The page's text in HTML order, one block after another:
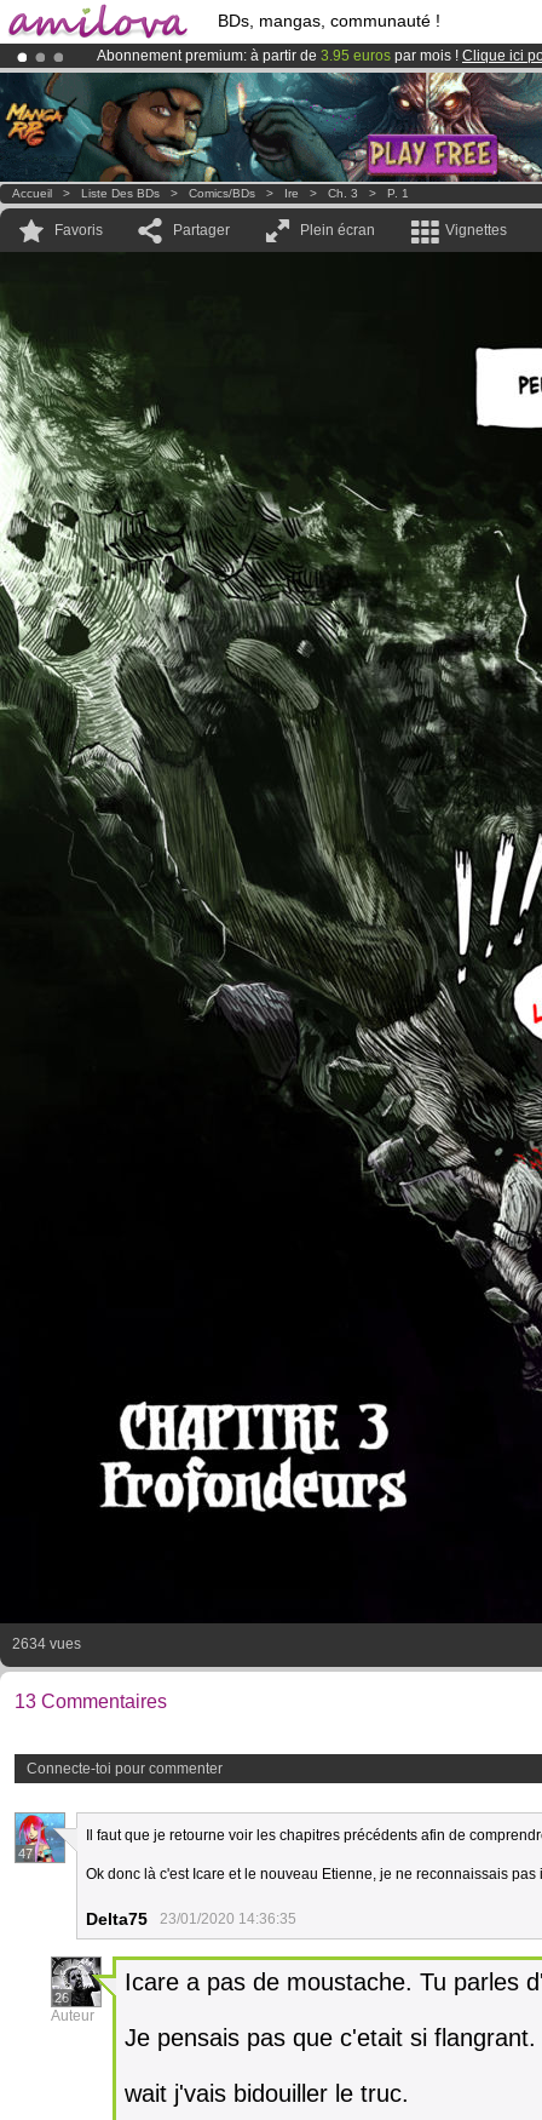
BDs, mangas, communauté !
Abonnement premium: à partir de 3.95 euros par mois ! Clique ici
Déjà 100000membreset 1000BDs & Mangas!
LeKickstarter Amilova est désormais lancé
Accueil > Liste Des BDs > Comics/BDs > Ire > Ch. 3 > P. 1
Favoris Partager Plein écran Vignettes
2634 vues
13 Commentaires
Connecte-toi pour commenter
47
Il faut que je retourne voir les chapitres précédents afin de
Ok donc là c'est Icare et le nouveau Etienne, je ne reconnaissais
Delta75 23/01/2020 14:36:35
26
Auteur
Icare a pas de moustache. Tu parles
Je pensais pas que c'etait si
wait j'vais bidouiller le truc.